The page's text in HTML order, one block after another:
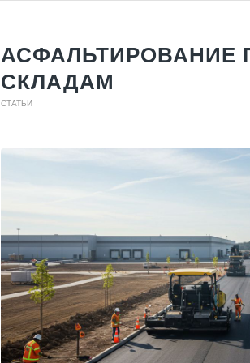
АСФАЛЬТИРОВАНИЕ
СКЛАДАМ
СТАТЬИ